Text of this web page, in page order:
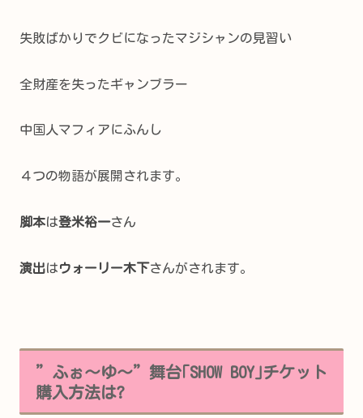
失敗ばかりでクビになったマジシャンの見習い
全財産を失ったギャンブラー
中国人マフィアにふんし
４つの物語が展開されます。
脚本は登米裕一さん
演出はウォーリー木下さんがされます。
”ふぉ～ゆ～”舞台｢SHOW BOY｣チケット
購入方法は?